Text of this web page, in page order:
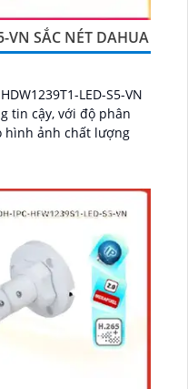
VN SẮC NÉT DAHUA
LED-S5-VN
tin cậy, với độ phân
hình ảnh chất lượng